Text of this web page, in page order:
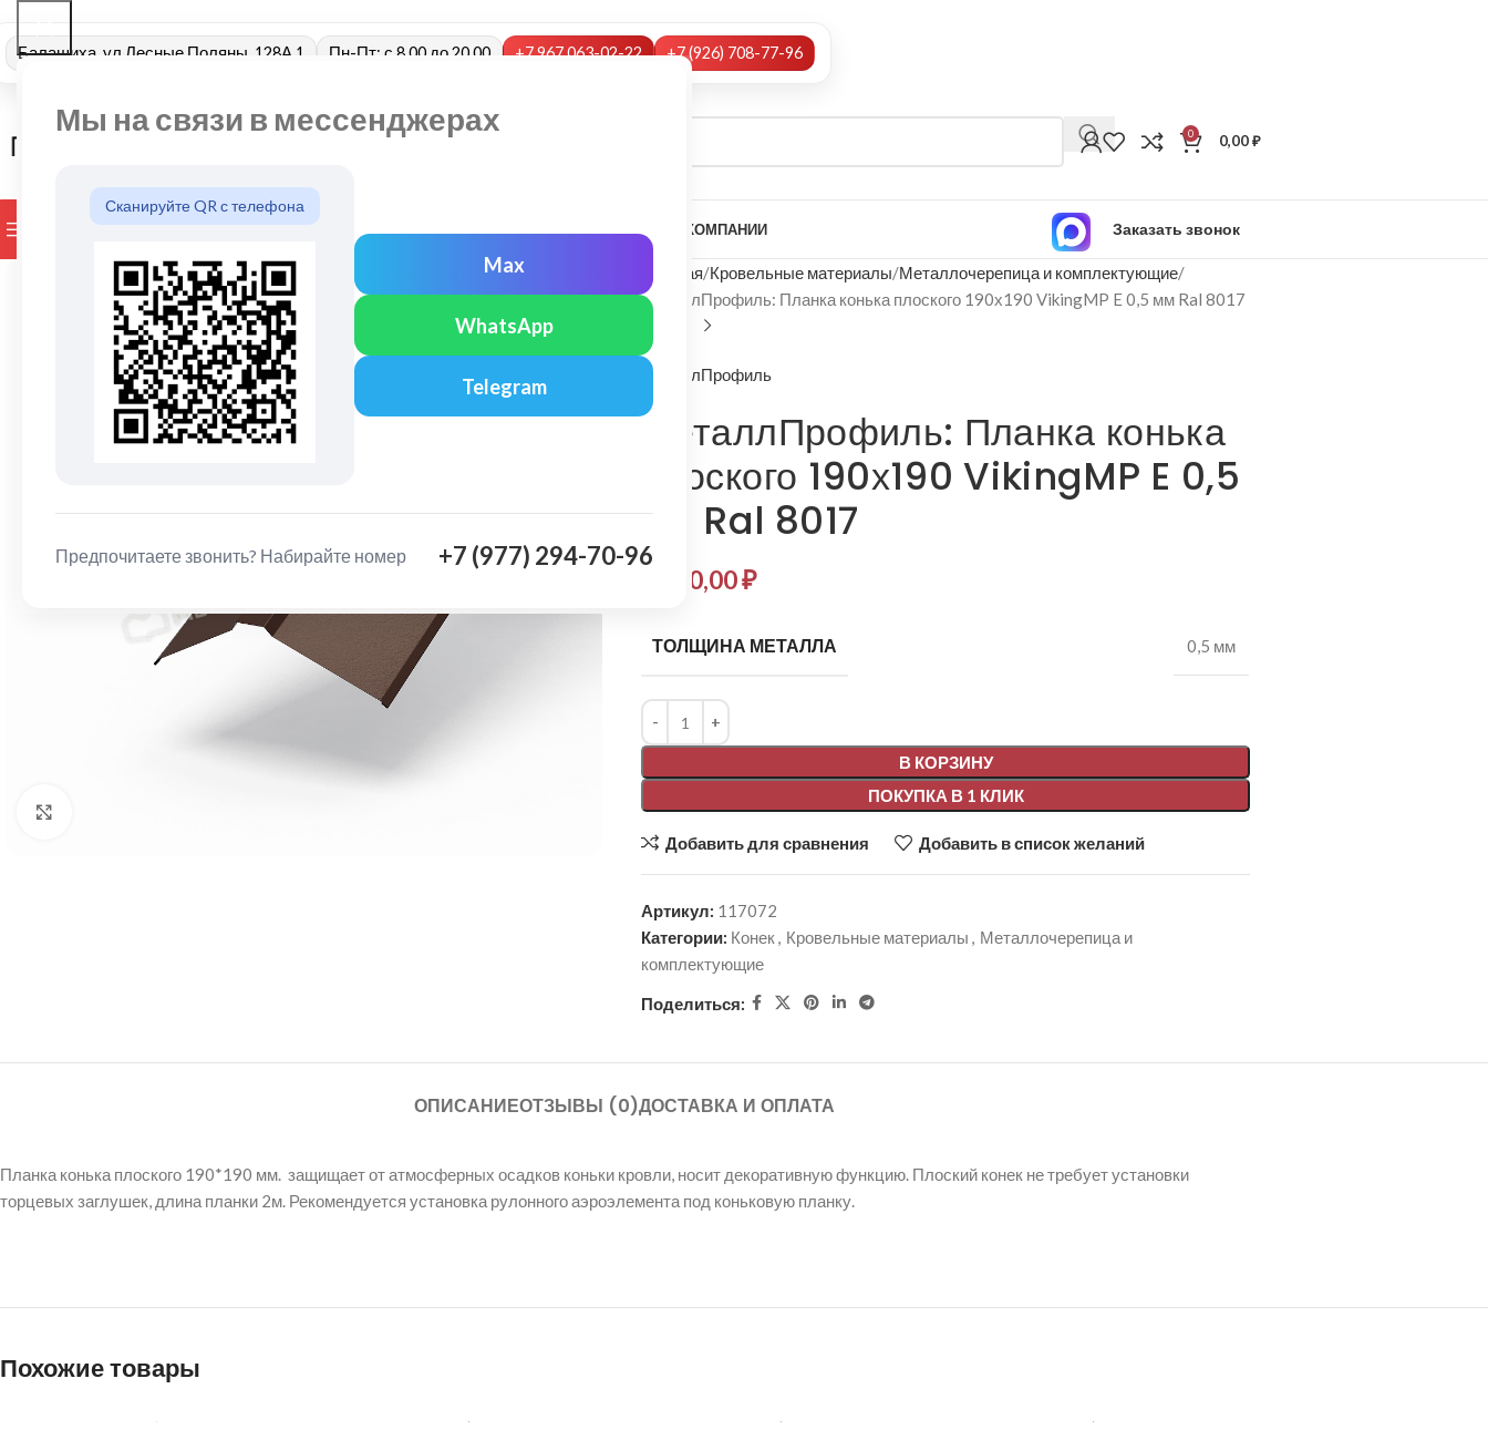
Мы на связи в мессенджерах
Сканируйте QR с телефона
Max
WhatsApp
Telegram
Предпочитаете звонить? Набирайте номер +7 (977) 294-70-96
Балашиха, ул Лесные Поляны, 128А 1 Пн-Пт: с 8.00 до 20.00 +7 967 063-02-22 +7 (926) 708-77-96
0 0,00₽
ПРОСМОТР КАТЕГОРИЙ БРЕНДЫ О КОМПАНИИ Заказать звонок
Главная Кровельные материалы Металлочерепица и комплектующие
МеталлПрофиль: Планка конька плоского 190х190 VikingMP E 0,5 мм Ral 8017
МеталлПрофиль
МеталлПрофиль: Планка конька
плоского 190х190 VikingMP E 0,5
мм Ral 8017
3 200,00₽
ТОЛЩИНА МЕТАЛЛА 0,5 мм
В КОРЗИНУ
ПОКУПКА В 1 КЛИК
Alternative:
Добавить для сравнения Добавить в список желаний
Артикул: 117072
Категории: Конек, Кровельные материалы , Металлочерепица и
комплектующие
Поделиться:
ОПИСАНИЕОТЗЫВЫ (0)ДОСТАВКА И ОПЛАТА
Планка конька плоского 190*190 мм. защищает от атмосферных осадков коньки кровли, носит декоративную функцию. Плоский конек не требует установки
торцевых заглушек, длина планки 2м. Рекомендуется установка рулонного аэроэлемента под коньковую планку.
Похожие товары